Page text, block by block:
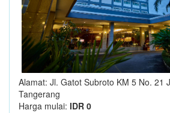
Alamat: Jl. Gatot Subroto KM 5 No. 21
Tangerang
Harga mulai: IDR 0